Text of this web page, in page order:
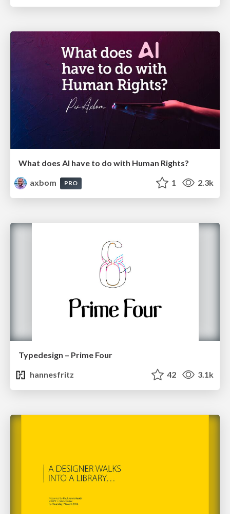
What does AI have to do with Human Rights?
axbom
PRO 1 2.3k
Typedesign – Prime Four
hannesfritz
42 3.1k